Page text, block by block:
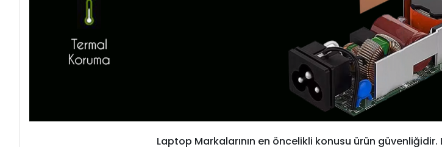
Laptop Markalarının en öncelikli konusu ürün